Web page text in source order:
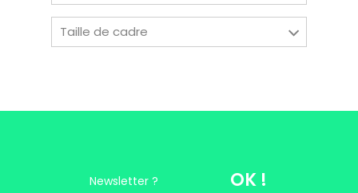
Taille de cadre
OK !
Chalets des sports